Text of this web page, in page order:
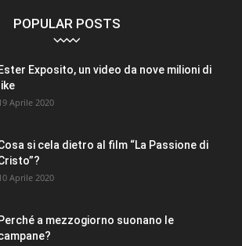
POPULAR POSTS
Ester Exposito, un video da nove milioni di
like
Aprile 2020
si cela dietro al film “La Passione di
Aprile 2020
Perché a mezzogiorno suonano le